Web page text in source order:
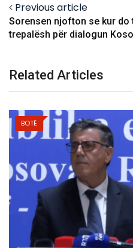
Previous article
Sorensen njofton se kur do
trepalësh për dialogun
Related Articles